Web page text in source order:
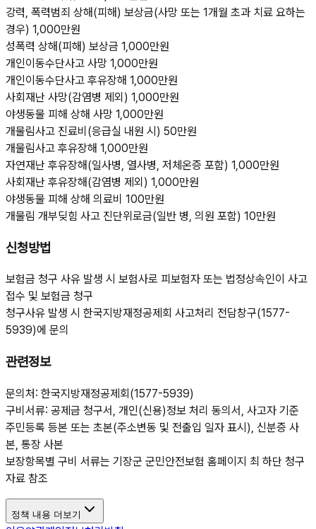
강력, 폭력범죄 상해(피해) 보상금(사망 또는 1개월 초과 치료 요하는
경우) 1,000만원
성폭력 상해(피해) 보상금 1,000만원
개인이동수단사고 사망 1,000만원
개인이동수단사고 후유장해 1,000만원
사회재난 사망(감염병 제외) 1,000만원
야생동물 피해 상해 사망 1,000만원
개물림사고 진료비(응급실 내원 시) 50만원
개물림사고 후유장해 1,000만원
자연재난 후유장해(일사병, 열사병, 저체온증 포함) 1,000만원
사회재난 후유장해(감염병 제외) 1,000만원
야생동물 피해 상해 의료비 100만원
개물림 개부딪힘 사고 진단위로금(일반 병, 의원 포함) 10만원
신청방법
보험금 청구 사유 발생 시 보험사로 피보험자 또는 법정상속인이 사고
접수 및 보험금 청구
청구사유 발생 시 한국지방재정공제회 사고처리 전담창구(1577-
5939)에 문의
관련정보
문의처: 한국지방재정공제회(1577-5939)
구비서류: 공제금 청구서, 개인(신용)정보 처리 동의서, 사고자 기준
주민등록 등본 또는 초본(주소변동 및 전출입 일자 표시), 신분증 사
본, 통장 사본
보장항목별 구비 서류는 기장군 군민안전보험 홈페이지 최 하단 청구
자료 참조
정책 내용 더보기